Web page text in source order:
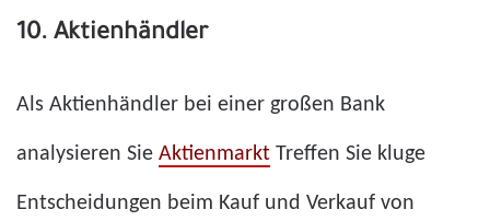
10. Aktienhändler
Als Aktienhändler bei einer großen Bank
analysieren Sie Aktienmarkt Treffen Sie kluge
Entscheidungen beim Kauf und Verkauf von